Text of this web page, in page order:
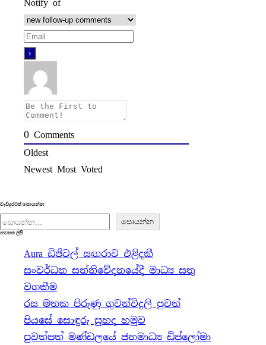
Notify of
0 Comments
Oldest
Newest Most Voted
වැඩිදුරටත් සොයන්න
S
e
සොයන්න
නවතම ලිපි
Aura ඩිජිටල් සඟරාව එළිදකී
සංවර්ධන සන්නිවේදනයේදී මාධ්‍ය සතු
වගකීම
රස මතක පිරුණු ගුවන්විදුලි පුවත්
පියසේ සොඳුරු සුහද හමුව
පුවත්පත් මණ්ඩලයේ ජනමාධ්‍ය ඩිප්ලෝමා